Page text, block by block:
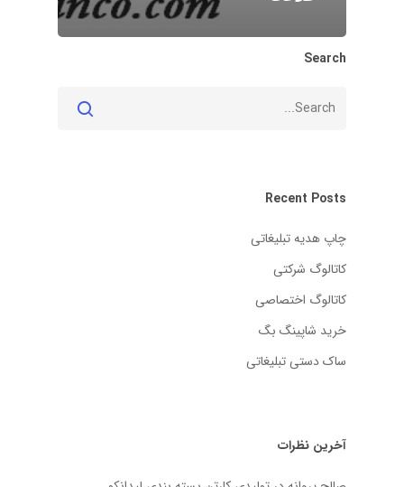
Search
Recent Posts
چاپ هدیه تبلیغاتی
کاتالوگ شرکتی
کاتالوگ اختصاصی
خرید شاپینگ بگ
ساک دستی تبلیغاتی
آخرین نظرات